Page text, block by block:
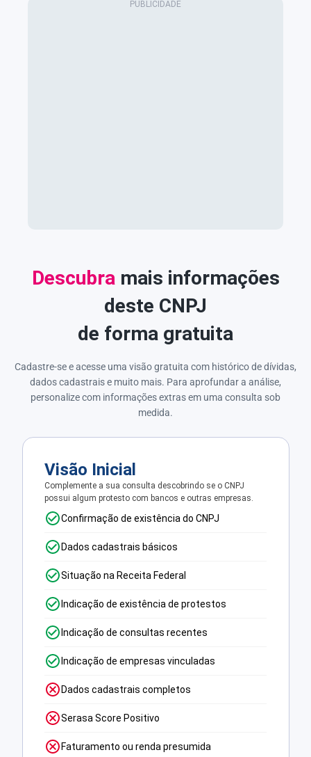
Descubramais informações
deste CNPJ
de forma gratuita
Cadastre-se e acesse uma visão gratuita com histórico de dívidas,
dados cadastrais e muito mais. Para aprofundar a análise,
personalize com informações extras em uma consulta sob
medida.
Visão Inicial
Complemente a sua consulta descobrindo se o CNPJ
possui algum protesto com bancos e outras empresas.
Confirmação de existência do CNPJ
Dados cadastrais básicos
Situação na Receita Federal
Indicação de existência de protestos
Indicação de consultas recentes
Indicação de empresas vinculadas
Dados cadastrais completos
Serasa Score Positivo
Faturamento ou renda presumida